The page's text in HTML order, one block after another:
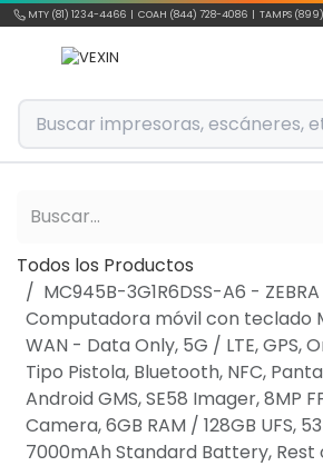
Ir al contenido
MTY (81) 1234-4466 | COAH (844) 728-4086 | TAMPS
Todos los Productos
MC945B-3G1R6DSS-A6 -
Computadora móvil con teclado
WAN - Data Only, 5G / LTE, GPS,
Tipo Pistola, Bluetooth, NFC,
Android GMS, SE58 Imager, 8MP
Camera, 6GB RAM / 128GB UFS,
7000mAh Standard Battery, Rest